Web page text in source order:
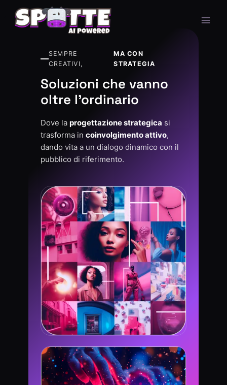
SEMPRE
CREATIVI,
MA CON
STRATEGIA
Soluzioni che vanno
oltre l'ordinario
Dove la progettazione strategica si
trasforma in coinvolgimento attivo,
dando vita a un dialogo dinamico con il
pubblico di riferimento.